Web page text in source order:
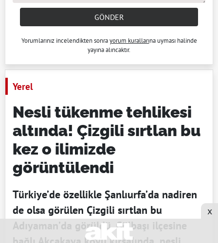
GÖNDER
Yorumlarınız incelendikten sonrayorum kurallarına uyması halinde
yayına alıncaktır.
Yerel
Nesli tükenme tehlikesi
altında! Çizgili sırtlan bu
kez o ilimizde
görüntülendi
Türkiye’de özellikle Şanlıurfa’da nadiren
de olsa görülen Çizgili sırtlan bu
Adıyaman’da görüldü. Gölbaşı ilçesine
x